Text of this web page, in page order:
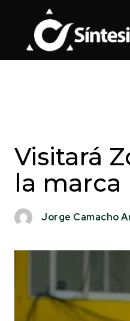
Visitará
la marca
Jorge Camacho